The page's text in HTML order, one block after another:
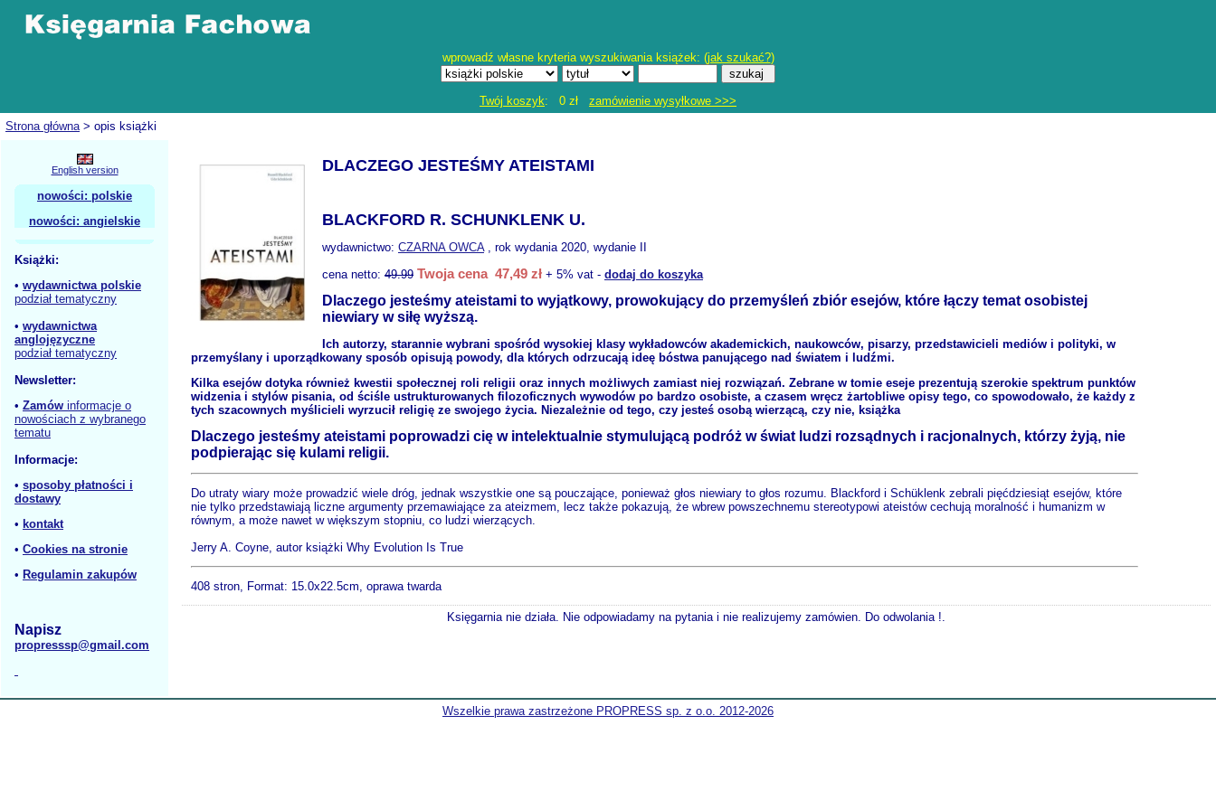
wprowadź własne kryteria wyszukiwania książek: (jak szukać?)
Twój koszyk: 0 zł zamówienie wysyłkowe >>>
Strona główna> opis książki
English version
nowości: polskie
nowości: angielskie
Książki:
• wydawnictwa polskie
podział tematyczny
• wydawnictwa
anglojęzyczne
podział tematyczny
Newsletter:
• Zamów informacje o
nowościach z wybranego
tematu
Informacje:
• sposoby płatności i
dostawy
• kontakt
• Cookies na stronie
• Regulamin zakupów
Napisz
propresssp@gmail.com
DLACZEGO JESTEŚMY ATEISTAMI
BLACKFORD R. SCHUNKLENK U.
wydawnictwo: CZARNA OWCA, rok wydania 2020, wydanie II
cena netto: 49.99 Twoja cena 47,49 zł + 5% vat - dodaj do koszyka
Dlaczego jesteśmy ateistami to wyjątkowy, prowokujący do przemyśleń zbiór esejów, które łączy temat osobistej
niewiary w siłę wyższą.
Ich autorzy, starannie wybrani spośród wysokiej klasy wykładowców akademickich, naukowców, pisarzy, przedstawicieli mediów i polityki, w
przemyślany i uporządkowany sposób opisują powody, dla których odrzucają ideę bóstwa panującego nad światem i ludźmi.
Kilka esejów dotyka również kwestii społecznej roli religii oraz innych możliwych zamiast niej rozwiązań. Zebrane w tomie eseje prezentują szerokie spektrum punktów
widzenia i stylów pisania, od ściśle ustrukturowanych filozoficznych wywodów po bardzo osobiste, a czasem wręcz żartobliwe opisy tego, co spowodowało, że każdy z
tych szacownych myślicieli wyrzucił religię ze swojego życia. Niezależnie od tego, czy jesteś osobą wierzącą, czy nie, książka
Dlaczego jesteśmy ateistami poprowadzi cię w intelektualnie stymulującą podróż w świat ludzi rozsądnych i racjonalnych, którzy żyją, nie
podpierając się kulami religii.
Do utraty wiary może prowadzić wiele dróg, jednak wszystkie one są pouczające, ponieważ głos niewiary to głos rozumu. Blackford i Schüklenk zebrali pięćdziesiąt esejów, które
nie tylko przedstawiają liczne argumenty przemawiające za ateizmem, lecz także pokazują, że wbrew powszechnemu stereotypowi ateistów cechują moralność i humanizm w
równym, a może nawet w większym stopniu, co ludzi wierzących.
Jerry A. Coyne, autor książki Why Evolution Is True
408 stron, Format: 15.0x22.5cm, oprawa twarda
Księgarnia nie działa. Nie odpowiadamy na pytania i nie realizujemy zamówien. Do odwolania !.
Wszelkie prawa zastrzeżone PROPRESS sp. z o.o. 2012-2026